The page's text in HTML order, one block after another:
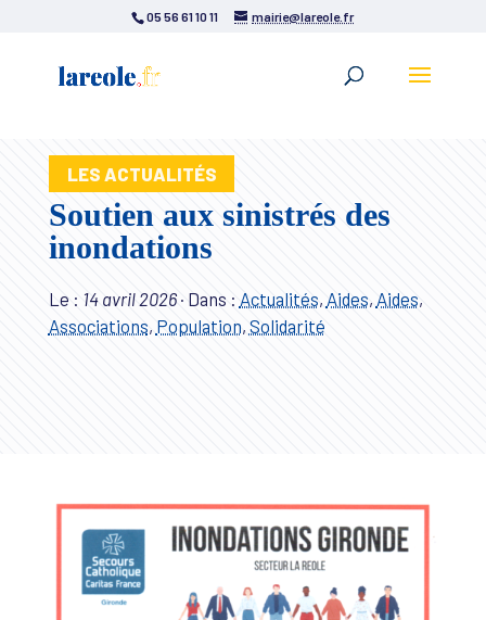
05 56 61 10 11 mairie@lareole.fr
LES ACTUALITÉS
Soutien aux sinistrés des
inondations
Le : 14 avril 2026· Dans : Actualités, Aides, Aides,
Associations, Population, Solidarité